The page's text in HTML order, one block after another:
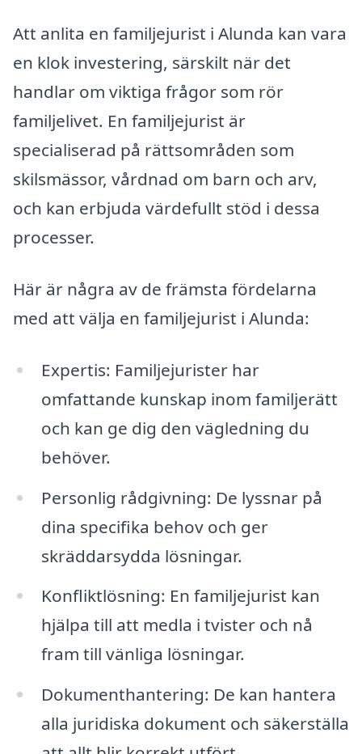
Att anlita en familjejurist i Alunda kan vara
en klok investering, särskilt när det
handlar om viktiga frågor som rör
familjelivet. En familjejurist är
specialiserad på rättsområden som
skilsmässor, vårdnad om barn och arv,
och kan erbjuda värdefullt stöd i dessa
processer.
Här är några av de främsta fördelarna
med att välja en familjejurist i Alunda:
Expertis: Familjejurister har
omfattande kunskap inom familjerätt
och kan ge dig den vägledning du
behöver.
Personlig rådgivning: De lyssnar på
dina specifika behov och ger
skräddarsydda lösningar.
Konfliktlösning: En familjejurist kan
hjälpa till att medla i tvister och nå
fram till vänliga lösningar.
Dokumenthantering: De kan hantera
alla juridiska dokument och säkerställa